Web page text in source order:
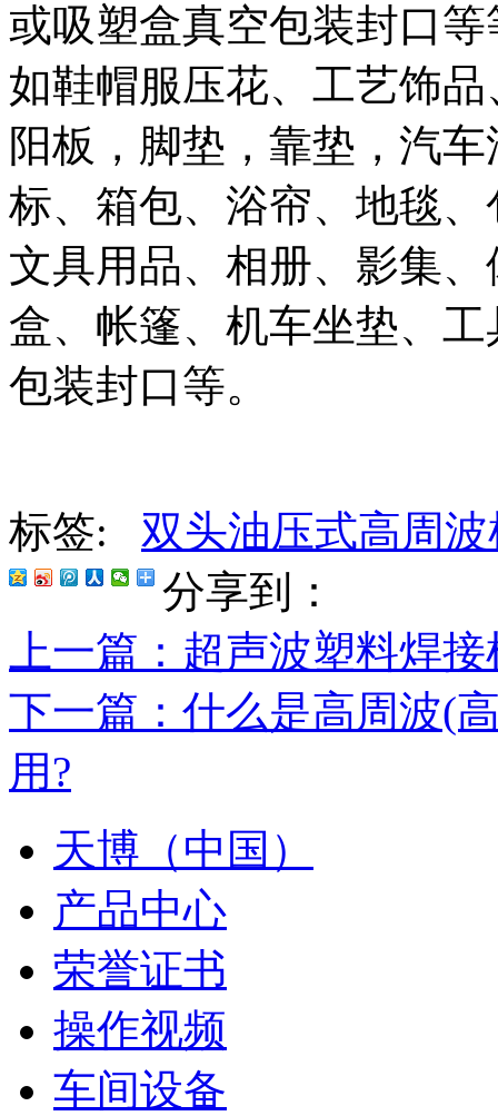
或吸塑盒真空包装封口
如鞋帽服压花、工艺饰
阳板，脚垫，靠垫，汽
标、箱包、浴帘、地毯
文具用品、相册、影集
盒、帐篷、机车坐垫、
包装封口等。
标签: 双头油压式高周波
分享到：
上一篇 ：超声波塑料焊
下一篇 ：什么是高周波(
用?
天博（中国）
产品中心
荣誉证书
操作视频
车间设备